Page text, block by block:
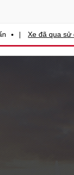
Xe đã qua sử